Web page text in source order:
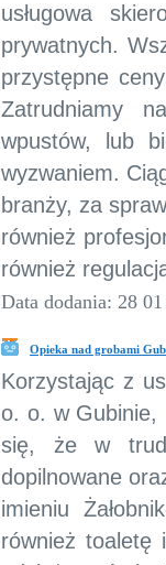
usługowa
prywatnych.
przystępne
Zatrudniamy
wpustów, lub
wyzwaniem.
branży, za
również
również
Data dodania: 28
Opieka nad grobami
Korzystając z
o. o. w Gubinie,
się, że w
dopilnowane
imieniu
również toaletę